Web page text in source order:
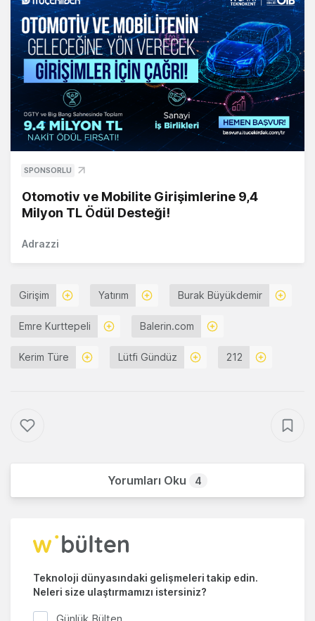
SPONSORLU
Otomotiv ve Mobilite Girişimlerine 9,4
Milyon TL Ödül Desteği!
Adrazzi
Girişim Yatırım Burak Büyükdemir
Emre Kurttepeli Balerin.com
Kerim Türe Lütfi Gündüz 212
Yorumları Oku 4
Teknoloji dünyasındaki gelişmeleri takip edin.
Neleri size ulaştırmamızı istersiniz?